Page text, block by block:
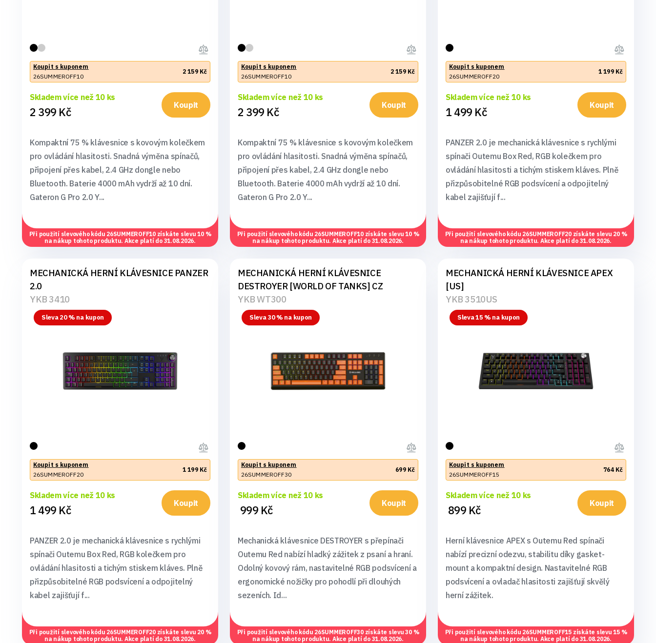
Koupit s kuponem
26SUMMEROFF10
2 159 Kč
Skladem více než 10 ks
2 399 Kč Koupit
Kompaktní 75 % klávesnice s kovovým kolečkem
pro ovládání hlasitosti. Snadná výměna spínačů,
připojení přes kabel, 2.4 GHz dongle nebo
Bluetooth. Baterie 4000 mAh vydrží až 10 dní.
Gateron G Pro 2.0 Y...
Při použití slevového kódu 26SUMMEROFF10 získáte slevu 10 %
na nákup tohoto produktu. Akce platí do 31.08.2026.
Koupit s kuponem
26SUMMEROFF10
2 159 Kč
Skladem více než 10 ks
2 399 Kč Koupit
Kompaktní 75 % klávesnice s kovovým kolečkem
pro ovládání hlasitosti. Snadná výměna spínačů,
připojení přes kabel, 2.4 GHz dongle nebo
Bluetooth. Baterie 4000 mAh vydrží až 10 dní.
Gateron G Pro 2.0 Y...
Při použití slevového kódu 26SUMMEROFF10 získáte slevu 10 %
na nákup tohoto produktu. Akce platí do 31.08.2026.
Koupit s kuponem
26SUMMEROFF20
1 199 Kč
Skladem více než 10 ks
1 499 Kč Koupit
PANZER 2.0 je mechanická klávesnice s rychlými
spínači Outemu Box Red, RGB kolečkem pro
ovládání hlasitosti a tichým stiskem kláves. Plně
přizpůsobitelné RGB podsvícení a odpojitelný
kabel zajišťují f...
Při použití slevového kódu 26SUMMEROFF20 získáte slevu 20 %
na nákup tohoto produktu. Akce platí do 31.08.2026.
MECHANICKÁ HERNÍ KLÁVESNICE PANZER
2.0
YKB 3410
Sleva 20 % na kupon
Koupit s kuponem
26SUMMEROFF20
1 199 Kč
Skladem více než 10 ks
1 499 Kč Koupit
PANZER 2.0 je mechanická klávesnice s rychlými
spínači Outemu Box Red, RGB kolečkem pro
ovládání hlasitosti a tichým stiskem kláves. Plně
přizpůsobitelné RGB podsvícení a odpojitelný
kabel zajišťují f...
Při použití slevového kódu 26SUMMEROFF20 získáte slevu 20 %
na nákup tohoto produktu. Akce platí do 31.08.2026.
MECHANICKÁ HERNÍ KLÁVESNICE
DESTROYER [WORLD OF TANKS] CZ
YKB WT300
Sleva 30 % na kupon
Koupit s kuponem
26SUMMEROFF30
699 Kč
Skladem více než 10 ks
999 Kč Koupit
Mechanická klávesnice DESTROYER s přepínači
Outemu Red nabízí hladký zážitek z psaní a hraní.
Odolný kovový rám, nastavitelné RGB podsvícení a
ergonomické nožičky pro pohodlí při dlouhých
sezeních. Id...
Při použití slevového kódu 26SUMMEROFF30 získáte slevu 30 %
na nákup tohoto produktu. Akce platí do 31.08.2026.
MECHANICKÁ HERNÍ KLÁVESNICE APEX
[US]
YKB 3510US
Sleva 15 % na kupon
Koupit s kuponem
26SUMMEROFF15
764 Kč
Skladem více než 10 ks
899 Kč Koupit
Herní klávesnice APEX s Outemu Red spínači
nabízí precizní odezvu, stabilitu díky gasket-
mount a kompaktní design. Nastavitelné RGB
podsvícení a ovladač hlasitosti zajišťují skvělý
herní zážitek.
Při použití slevového kódu 26SUMMEROFF15 získáte slevu 15 %
na nákup tohoto produktu. Akce platí do 31.08.2026.